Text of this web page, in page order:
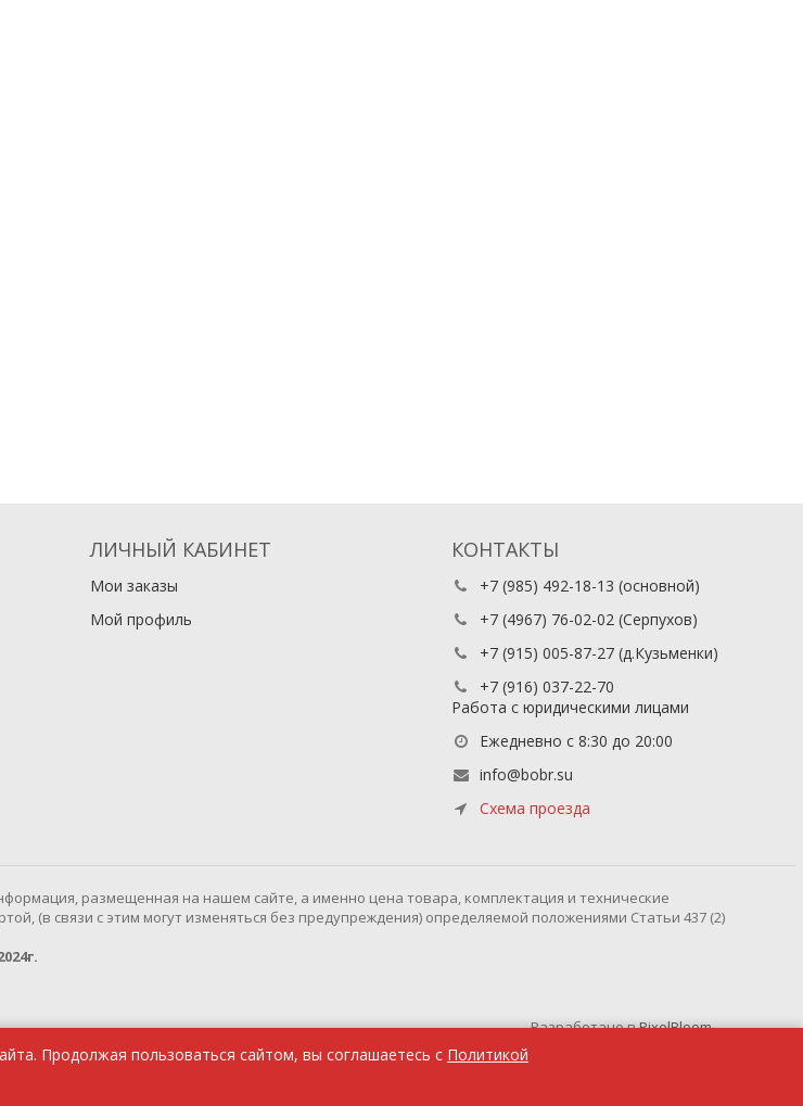
ЛИЧНЫЙ КАБИНЕТ
Мои заказы
Мой профиль
КОНТАКТЫ
+7 (985) 492-18-13 (основной)
+7 (4967) 76-02-02 (Серпухов)
+7 (915) 005-87-27(д.Кузьменки)
+7 (916) 037-22-70
Работа с юридическими лицами
Ежедневно с 8:30 до 20:00
info@bobr.su
Схема проезда
Продолжая пользоваться сайтом, вы соглашаетесь с Политикой
размещенная на нашем сайте, а именно цена товара, комплектация и технические
(в связи с этим могут изменяться без предупреждения) определяемой положениями Статьи 437 (2)
Разработано вPixelBloom